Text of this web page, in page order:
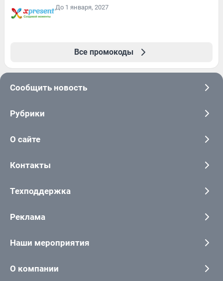
До 1 января, 2027
Все промокоды
Сообщить новость
Рубрики
О сайте
Контакты
Техподдержка
Реклама
Наши мероприятия
О компании